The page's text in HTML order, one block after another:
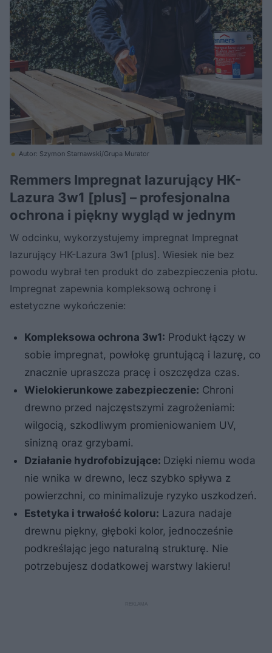
Autor: Szymon Starnawski/Grupa Murator
Remmers Impregnat lazurujący HK-
Lazura 3w1 [plus] – profesjonalna
ochrona i piękny wygląd w jednym
W odcinku, wykorzystujemy impregnat Impregnat
lazurujący HK-Lazura 3w1 [plus]. Wiesiek nie bez
powodu wybrał ten produkt do zabezpieczenia płotu.
Impregnat zapewnia kompleksową ochronę i
estetyczne wykończenie:
Kompleksowa ochrona 3w1: Produkt łączy w
sobie impregnat, powłokę gruntującą i lazurę, co
znacznie upraszcza pracę i oszczędza czas.
Wielokierunkowe zabezpieczenie: Chroni
drewno przed najczęstszymi zagrożeniami:
wilgocią, szkodliwym promieniowaniem UV,
sinizną oraz grzybami.
Działanie hydrofobizujące: Dzięki niemu woda
nie wnika w drewno, lecz szybko spływa z
powierzchni, co minimalizuje ryzyko uszkodzeń.
Estetyka i trwałość koloru: Lazura nadaje
drewnu piękny, głęboki kolor, jednocześnie
podkreślając jego naturalną strukturę. Nie
potrzebujesz dodatkowej warstwy lakieru!